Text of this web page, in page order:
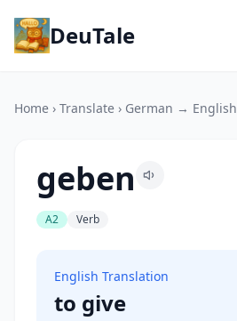
DeuTale
Home › Translate › German → English
geben
A2 Verb
English Translation
to give